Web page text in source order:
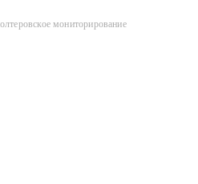
мониторирование